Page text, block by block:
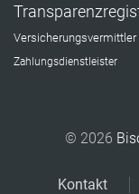
Versicherungsvermittler
Zahlungsdienstleister
© 2026
Kontakt